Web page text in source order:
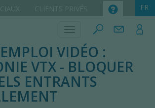
VIDÉO :
VTX - BLOQUER
ENTRANTS